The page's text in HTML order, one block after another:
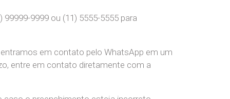
9999 ou (11) 5555-5555 para
em contato pelo WhatsApp em um
entre em contato diretamente com a